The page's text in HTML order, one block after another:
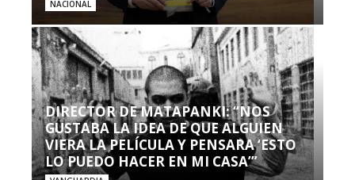
NACIONAL
DIRECTOR DE MATAPANKI: “NOS
GUSTABA LA IDEA DE QUE ALGUIEN
VIERA LA PELÍCULA Y PENSARA ‘ESTO
LO PUEDO HACER EN MI CASA’”